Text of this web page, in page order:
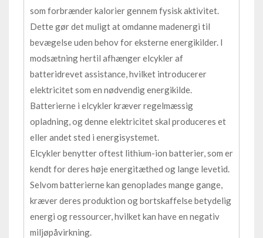
som forbrænder kalorier gennem fysisk aktivitet.
Dette gør det muligt at omdanne madenergi til
bevægelse uden behov for eksterne energikilder. I
modsætning hertil afhænger elcykler af
batteridrevet assistance, hvilket introducerer
elektricitet som en nødvendig energikilde.
Batterierne i elcykler kræver regelmæssig
opladning, og denne elektricitet skal produceres et
eller andet sted i energisystemet.
Elcykler benytter oftest lithium-ion batterier, som er
kendt for deres høje energitæthed og lange levetid.
Selvom batterierne kan genoplades mange gange,
kræver deres produktion og bortskaffelse betydelig
energi og ressourcer, hvilket kan have en negativ
miljøpåvirkning.